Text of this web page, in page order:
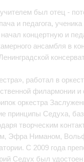
был отец -
и педагога,
концертную и
ансамбля в
работал в
филармонии
оркестра
принципы Седуха,
творческим
Эфра Ниманом,
С 2009 года
Седух был